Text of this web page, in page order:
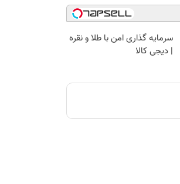
سرمایه گذاری امن با طلا و نقره
| دیجی کالا